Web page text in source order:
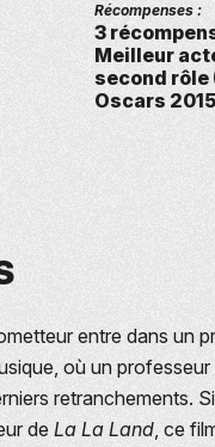
Récompenses :
3
Meilleur
second rôle
Oscars 2015
entre dans un
où un professeur
retranchements.
de La La Land, ce